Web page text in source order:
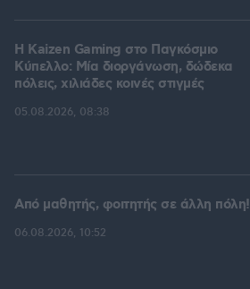
H Kaizen Gaming στο Παγκόσμιο
Kύπελλο: Μία διοργάνωση, δώδεκα
πόλεις, χιλιάδες κοινές στιγμές
05.08.2026, 08:38
Από μαθητής, φοιτητής σε άλλη πόλη!
06.08.2026, 10:52